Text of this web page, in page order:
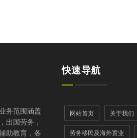
务范围涵盖
出国劳务，
助教育，各
快速导航
网站首页 关于我们
劳务移民及海外置业